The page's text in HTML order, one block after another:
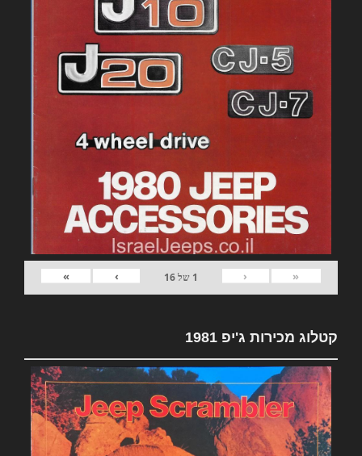
«
‹
1 של16
›
»
קטלוג מכירות ג'יפ 1981